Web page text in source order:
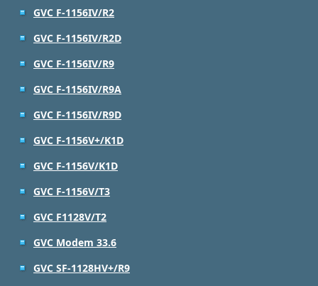
GVC F-1156IV/R2
GVC F-1156IV/R2D
GVC F-1156IV/R9
GVC F-1156IV/R9A
GVC F-1156IV/R9D
GVC F-1156V+/K1D
GVC F-1156V/K1D
GVC F-1156V/T3
GVC F1128V/T2
GVC Modem 33.6
GVC SF-1128HV+/R9